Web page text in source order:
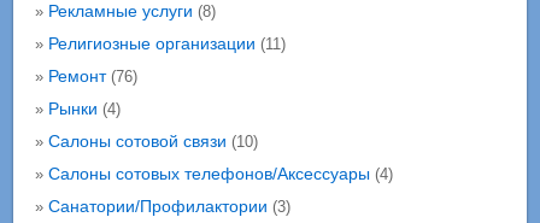
» Рекламные услуги (8)
» Религиозные организации (11)
» Ремонт(76)
» Рынки (4)
» Салоны сотовой связи (10)
» Салоны сотовых телефонов/Аксессуары(4)
» Санатории/Профилактории (3)